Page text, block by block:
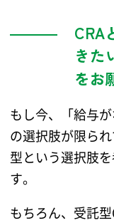
CRA
きた
をお
もし今、「給与
の選択肢が限ら
型という選択肢
す。
もちろん、受託